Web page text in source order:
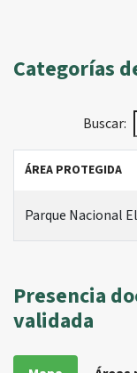
Categorías
Buscar:
ÁREA PROTEGIDA
Parque Nacional
Presencia
validada